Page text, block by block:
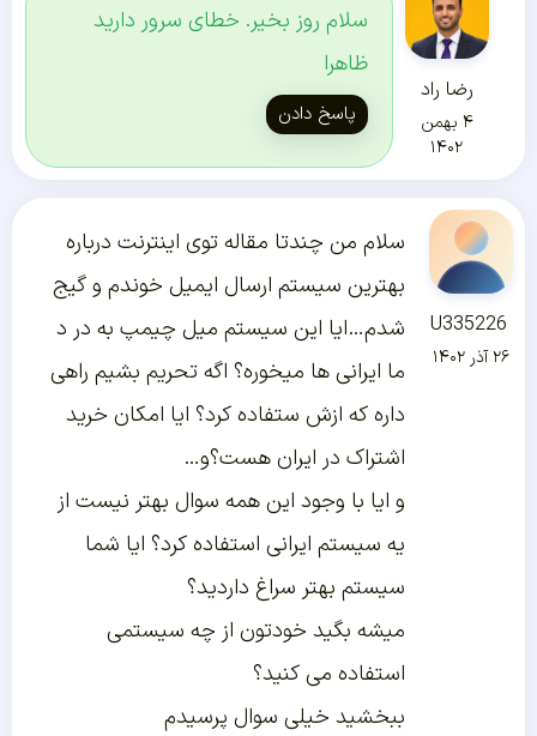
رضا راد
۴ بهمن
۱۴۰۲
سلام روز بخیر. خطای سرور دارید
ظاهرا
پاسخ دادن
U335226
۲۶ آذر ۱۴۰۲
سلام من چندتا مقاله توی اینترنت درباره
بهترین سیستم ارسال ایمیل خوندم و گیج
شدم…ایا این سیستم میل چیمپ به در د
ما ایرانی ها میخوره؟ اگه تحریم بشیم راهی
داره که ازش ستفاده کرد؟ ایا امکان خرید
اشتراک در ایران هست؟و…
و ایا با وجود این همه سوال بهتر نیست از
یه سیستم ایرانی استفاده کرد؟ ایا شما
سیستم بهتر سراغ داردید؟
میشه بگید خودتون از چه سیستمی
استفاده می کنید؟
ببخشید خیلی سوال پرسیدم